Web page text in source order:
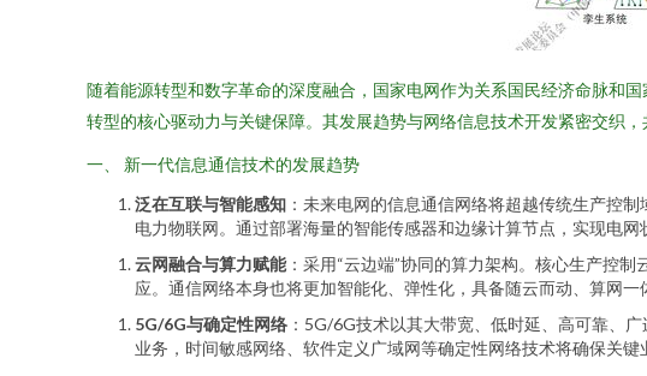
随着能源转型和数字革命的深度融合，国家电网作为关系国民经济命脉和
转型的核心驱动力与关键保障。其发展趋势与网络信息技术开发紧密交织
一、 新一代信息通信技术的发展趋势
泛在互联与智能感知 ：未来电网的信息通信网络将超越传统生产控
电力物联网。通过部署海量的智能传感器和边缘计算节点，实现电
云网融合与算力赋能：采用“云边端”协同的算力架构。核心生产控
应。通信网络本身也将更加智能化、弹性化，具备随云而动、算网一
5G/6G与确定性网络 ：5G/6G技术以其大带宽、低时延、高可靠、
业务，时间敏感网络、软件定义广域网等确定性网络技术将确保关键